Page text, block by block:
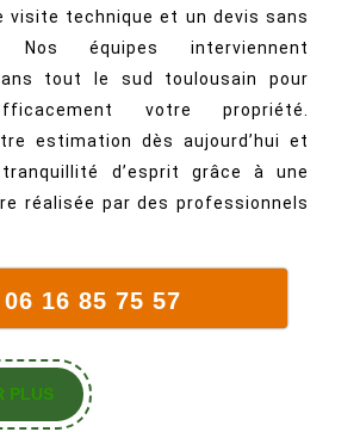
visite technique et un devis sans
Nos équipes interviennent
tout le sud toulousain pour
votre propriété.
estimation dès aujourd’hui et
d’esprit grâce à une
réalisée par des professionnels
06 16 85 75 57
PLUSEN
SAVOIR